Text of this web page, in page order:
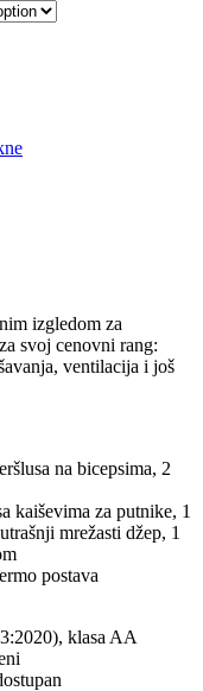
izgledom za
svoj cenovni rang:
ventilacija i još
na bicepsima, 2
kaiševima za putnike, 1
mrežasti džep, 1
postava
klasa AA